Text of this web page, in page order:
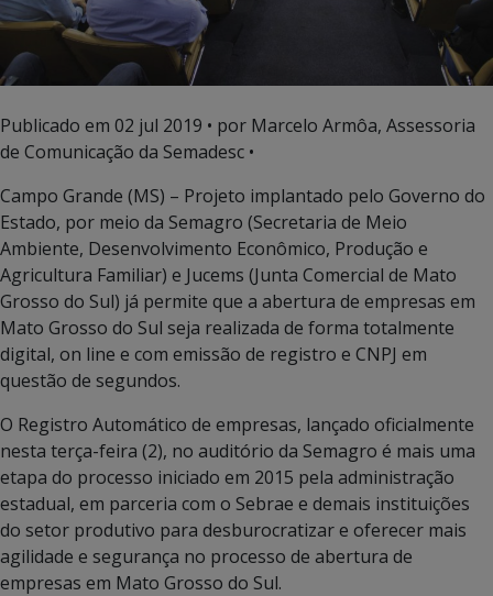
Publicado em 02 jul 2019 • por Marcelo Armôa, Assessoria
de Comunicação da Semadesc •
Campo Grande (MS) – Projeto implantado pelo Governo do
Estado, por meio da Semagro (Secretaria de Meio
Ambiente, Desenvolvimento Econômico, Produção e
Agricultura Familiar) e Jucems (Junta Comercial de Mato
Grosso do Sul) já permite que a abertura de empresas em
Mato Grosso do Sul seja realizada de forma totalmente
digital, on line e com emissão de registro e CNPJ em
questão de segundos.
O Registro Automático de empresas, lançado oficialmente
nesta terça-feira (2), no auditório da Semagro é mais uma
etapa do processo iniciado em 2015 pela administração
estadual, em parceria com o Sebrae e demais instituições
do setor produtivo para desburocratizar e oferecer mais
agilidade e segurança no processo de abertura de
empresas em Mato Grosso do Sul.